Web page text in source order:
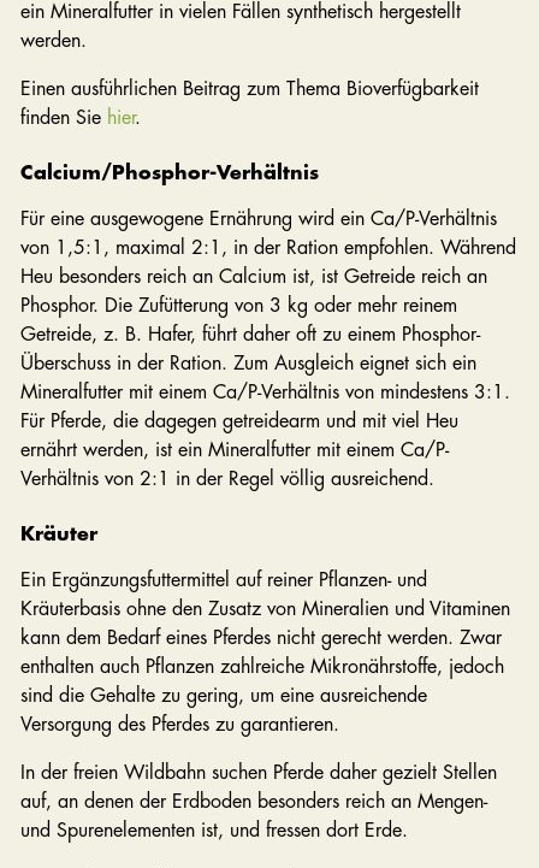
ein Mineralfutter in vielen Fällen synthetisch hergestellt
werden.
Einen ausführlichen Beitrag zum Thema Bioverfügbarkeit
finden Sie hier.
Calcium/Phosphor-Verhältnis
Für eine ausgewogene Ernährung wird ein Ca/P-Verhältnis
von 1,5:1, maximal 2:1, in der Ration empfohlen. Während
Heu besonders reich an Calcium ist, ist Getreide reich an
Phosphor. Die Zufütterung von 3 kg oder mehr reinem
Getreide, z. B. Hafer, führt daher oft zu einem Phosphor-
Überschuss in der Ration. Zum Ausgleich eignet sich ein
Mineralfutter mit einem Ca/P-Verhältnis von mindestens 3:1.
Für Pferde, die dagegen getreidearm und mit viel Heu
ernährt werden, ist ein Mineralfutter mit einem Ca/P-
Verhältnis von 2:1 in der Regel völlig ausreichend.
Kräuter
Ein Ergänzungsfuttermittel auf reiner Pflanzen- und
Kräuterbasis ohne den Zusatz von Mineralien und Vitaminen
kann dem Bedarf eines Pferdes nicht gerecht werden. Zwar
enthalten auch Pflanzen zahlreiche Mikronährstoffe, jedoch
sind die Gehalte zu gering, um eine ausreichende
Versorgung des Pferdes zu garantieren.
In der freien Wildbahn suchen Pferde daher gezielt Stellen
auf, an denen der Erdboden besonders reich an Mengen-
und Spurenelementen ist, und fressen dort Erde.